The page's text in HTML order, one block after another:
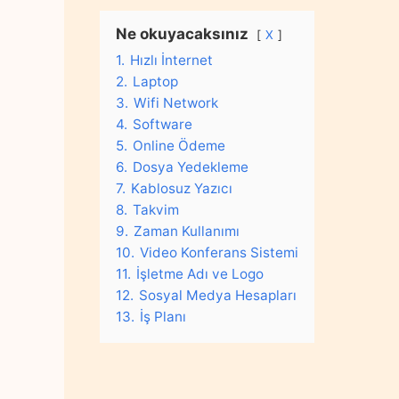
Ne okuyacaksınız X
1. Hızlı İnternet
2. Laptop
3. Wifi Network
4. Software
5. Online Ödeme
6. Dosya Yedekleme
7. Kablosuz Yazıcı
8. Takvim
9. Zaman Kullanımı
10. Video Konferans Sistemi
11. İşletme Adı ve Logo
12. Sosyal Medya Hesapları
13. İş Planı